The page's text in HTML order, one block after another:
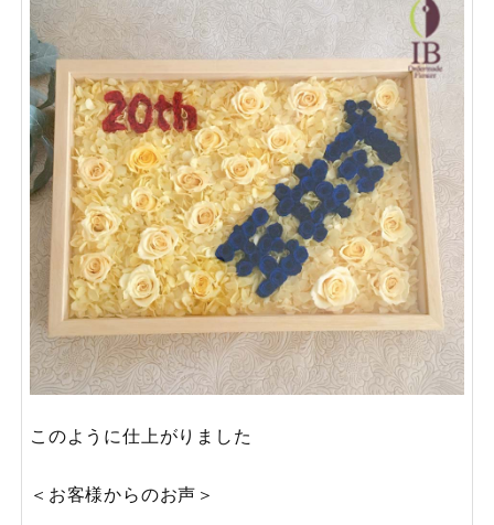
このように仕上がりました
＜お客様からのお声＞